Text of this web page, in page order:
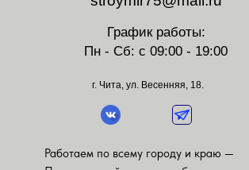
График работы:
Пн - Сб: с 09:00 - 19:00
г. Чита, ул. Весенняя, 18.
Работаем по всему городу и краю —